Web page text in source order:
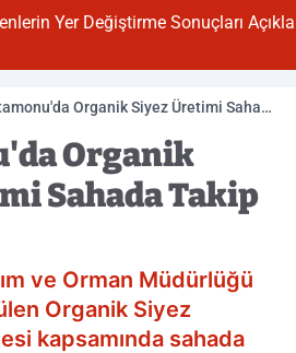
Yer Değiştirme Sonuçları Açıklandı
Organik Siyez Üretimi Sahada
Organik
Sahada Takip
ve Orman Müdürlüğü
Organik Siyez
kapsamında sahada